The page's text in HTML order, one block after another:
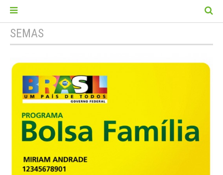
SEMAS